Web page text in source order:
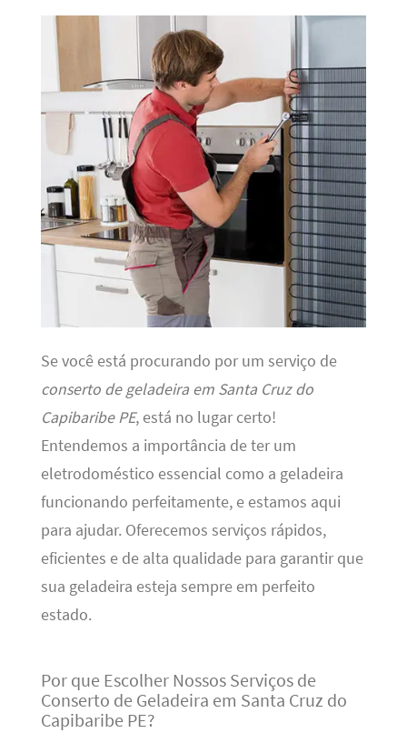
Se você está procurando por um serviço de
conserto de geladeira em Santa Cruz do
Capibaribe PE, está no lugar certo!
Entendemos a importância de ter um
eletrodoméstico essencial como a geladeira
funcionando perfeitamente, e estamos aqui
para ajudar. Oferecemos serviços rápidos,
eficientes e de alta qualidade para garantir que
sua geladeira esteja sempre em perfeito
estado.
Por que Escolher Nossos Serviços de
Conserto de Geladeira em Santa Cruz do
Capibaribe PE?